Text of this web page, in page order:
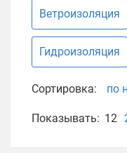
Ветроизоляция
Гидроизоляция
Сортировка: по
Показывать: 12